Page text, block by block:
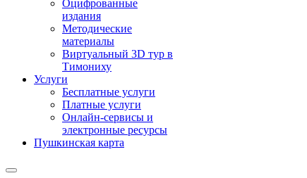
Оцифрованные
издания
Методические
материалы
Виртуальный 3D тур в
Тимониху
Услуги
Бесплатные услуги
Платные услуги
Онлайн-сервисы и
электронные ресурсы
Пушкинская карта